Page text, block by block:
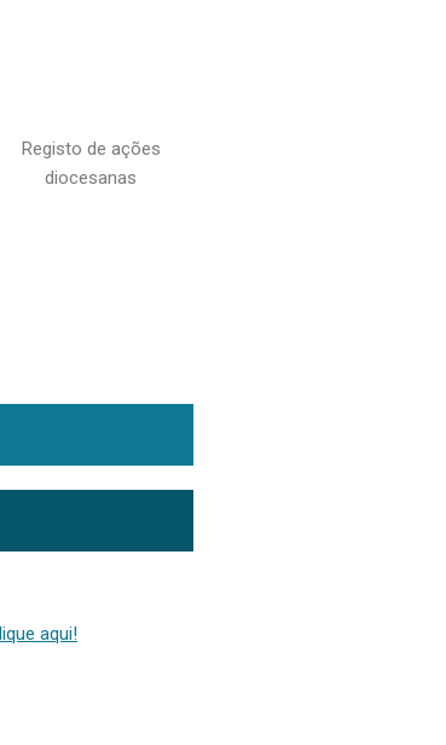
Registo de ações
diocesanas
aqui!